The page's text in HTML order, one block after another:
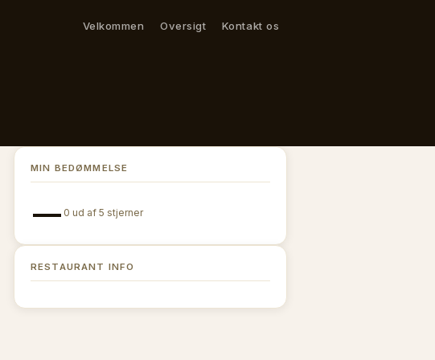
Velkommen Oversigt Kontakt os
MIN BEDØMMELSE
— 0 ud af 5 stjerner
RESTAURANT INFO